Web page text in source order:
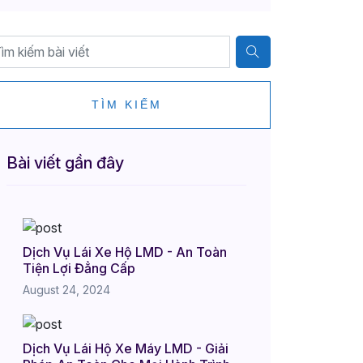
TÌM KIẾM
Bài viết gần đây
Dịch Vụ Lái Xe Hộ LMD - An Toàn
Tiện Lợi Đẳng Cấp
August 24, 2024
Dịch Vụ Lái Hộ Xe Máy LMD - Giải